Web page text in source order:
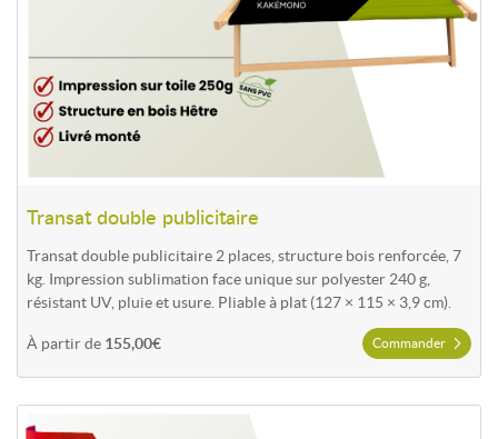
Le transat personnaliséet le transat double
créent
instantanément une ambiance décontractée sur votre stand.
Ils offrent une grande surface de visibilité pour votre marque
et invitent les visiteurs à s'arrêter et à échanger dans un cadre
Fauteuil de metteur en scène
fauteuil de metteur en scène
combine confort et image
premium. Il est particulièrement apprécié pour les espaces
d'accueil, corners marque, animations ou événements
corporate où le rendu qualitatif compte.
Transat double publicitaire
Transat double publicitaire 2 places, structure bois renforcée, 7
kg. Impression sublimation face unique sur polyester 240 g,
résistant UV, pluie et usure. Pliable à plat (127 × 115 × 3,9 cm).
À partir de 155,00€ Commander